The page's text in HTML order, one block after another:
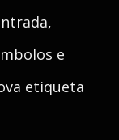
e
etiqueta